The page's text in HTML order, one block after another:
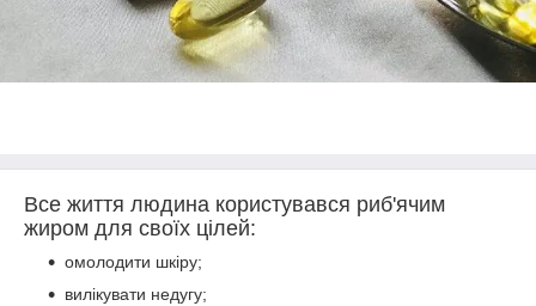
Все життя людина користувався риб'ячим
жиром для своїх цілей:
омолодити шкіру;
вилікувати недугу;